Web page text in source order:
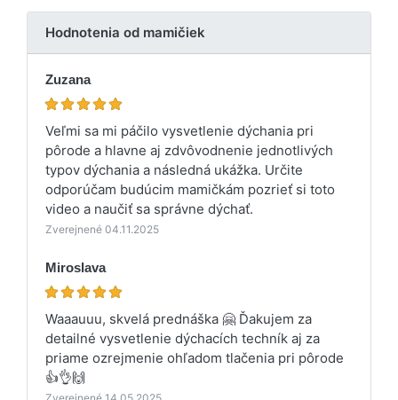
Hodnotenia od mamičiek
Zuzana
Veľmi sa mi páčilo vysvetlenie dýchania pri
pôrode a hlavne aj zdvôvodnenie jednotlivých
typov dýchania a následná ukážka. Určite
odporúčam budúcim mamičkám pozrieť si toto
video a naučiť sa správne dýchať.
Zverejnené 04.11.2025
Miroslava
Waaauuu, skvelá prednáška 🤗 Ďakujem za
detailné vysvetlenie dýchacích techník aj za
priame ozrejmenie ohľadom tlačenia pri pôrode
👍👌🙌
Zverejnené 14.05.2025